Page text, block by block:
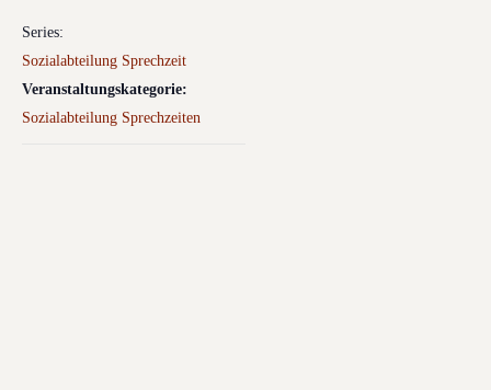
Series:
Sozialabteilung Sprechzeit
Veranstaltungskategorie:
Sozialabteilung Sprechzeiten